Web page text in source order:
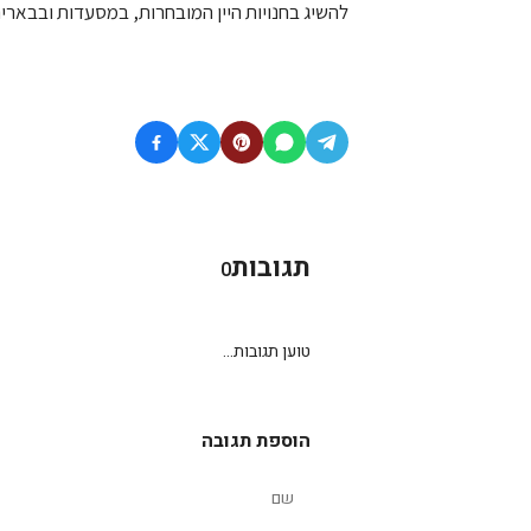
להשיג בחנויות היין המובחרות, במסעדות
תגובות0
טוען תגובות...
הוספת תגובה